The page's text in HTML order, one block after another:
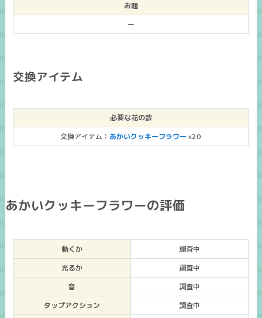
お題
ー
交換アイテム
必要な花の数
交換アイテム： あかいクッキーフラワー x20
あかいクッキーフラワーの評価
動くか
調査中
光るか
調査中
音
調査中
タップアクション
調査中